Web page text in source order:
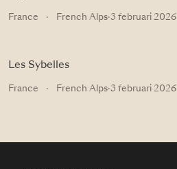
France · French Alps·3 februari 2026
Les Sybelles
France · French Alps·3 februari 2026